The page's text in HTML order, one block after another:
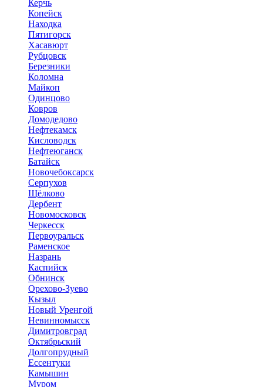
Керчь
Копейск
Находка
Пятигорск
Хасавюрт
Рубцовск
Березники
Коломна
Майкоп
Одинцово
Ковров
Домодедово
Нефтекамск
Кисловодск
Нефтеюганск
Батайск
Новочебоксарск
Серпухов
Щёлково
Дербент
Новомосковск
Черкесск
Первоуральск
Раменское
Назрань
Каспийск
Обнинск
Орехово-Зуево
Кызыл
Новый Уренгой
Невинномысск
Димитровград
Октябрьский
Долгопрудный
Ессентуки
Камышин
Муром